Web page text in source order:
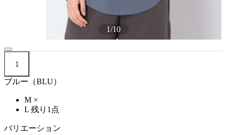
1/10
1
ブルー（BLU）
M ×
L 残り1点
バリエーション